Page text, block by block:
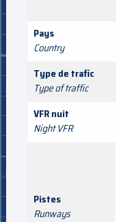
Pays
Country
Type de trafic
Type of traffic
VFR nuit
Night VFR
Pistes
Runways